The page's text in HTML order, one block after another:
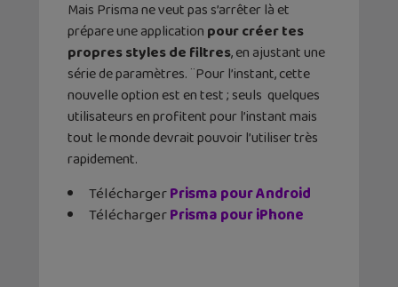
Mais Prisma ne veut pas s’arrêter là et
prépare une application pour créer tes
propres styles de filtres, en ajustant une
série de paramètres. ¨Pour l’instant, cette
nouvelle option est en test ; seuls quelques
utilisateurs en profitent pour l’instant mais
tout le monde devrait pouvoir l’utiliser très
rapidement.
TéléchargerPrisma pour Android
TéléchargerPrisma pour iPhone